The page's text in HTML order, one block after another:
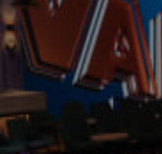
Kijkers Mr. Frank Visser gaan los op Amsterdamse 'gluurbuur'
19 mei 2022, 21:10
BNNVARA: wij hadden geen gesprek met Vandaag Inside-trio
17 mei 2022, 12:20
Johan Derksen biedt geen excuses aan voor kaarsenincident
16 mei 2022, 22:42
Demonstraties wegens uitzending Vandaag Inside vanavond
16 mei 2022, 21:30
OM: onderzoek kaarsincident Johan Derksen loopt nog
16 mei 2022, 14:33
Vandaag Inside na ophef rondom Derksen weer terug op televisie
16 mei 2022, 08:04
Genee 'heel benieuwd' wat er in Vandaag Inside gaat gebeuren